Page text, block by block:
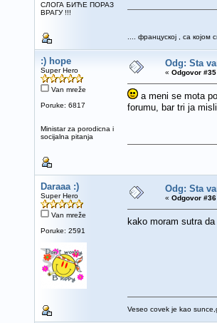
СЛОГА БИЋЕ ПОРАЗ
ВРАГУ !!!
.... француској , са
:) hope
Super Hero
Van mreže
Poruke: 6817
Ministar za porodicna i
socijalna pitanja
Odg: Sta
« Odgovor
a meni se mota
forumu, bar tri ja
Daraaa :)
Super Hero
Van mreže
Poruke: 2591
Odg: Sta
« Odgovor
kako moram sutra
Veseo covek je kao